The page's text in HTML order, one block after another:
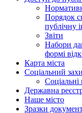
Порядок
публічну
Звіти
Набори
формі
Карта міста
Соціальний
Соціальні
Державна
Наше місто
Зразки